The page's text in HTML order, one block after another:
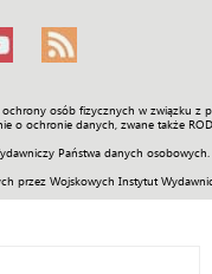
osób fizycznych w związku
o ochronie danych, zwane także
Państwa danych
przez Wojskowych Instytut
Galerie Wideo